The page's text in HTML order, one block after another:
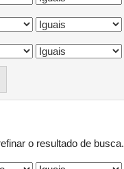
o resultado de busca.